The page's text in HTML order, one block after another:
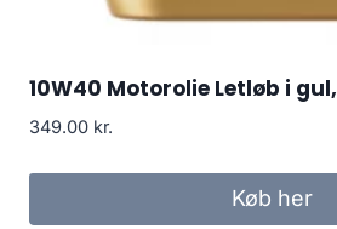
10W40 Motorolie Letløb i
349.00 kr.
Køb her